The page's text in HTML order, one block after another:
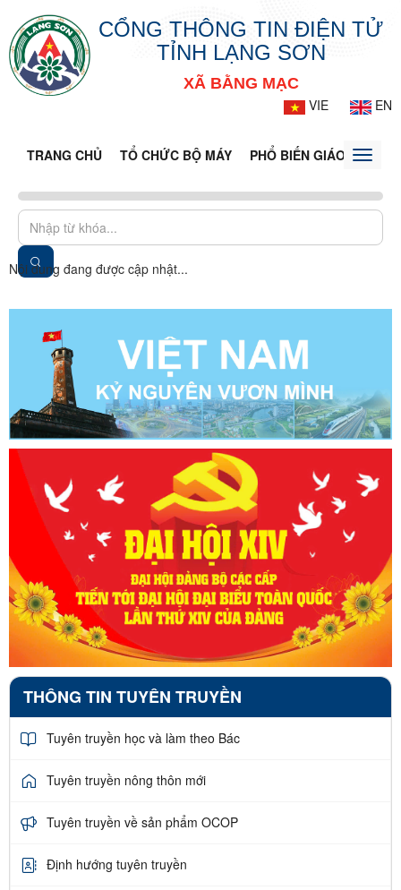
CỔNG THÔNG TIN ĐIỆN TỬ
TỈNH LẠNG SƠN
XÃ BẰNG MẠC
VIE
EN
TRANG CHỦ TỔ CHỨC BỘ MÁY PHỔ BIẾN GIÁO DỤCToggle
Nội dung đang được cập nhật...
THÔNG TIN TUYÊN TRUYỀN
Tuyên truyền học và làm theo Bác
Tuyên truyền nông thôn mới
Tuyên truyền về sản phẩm OCOP
Định hướng tuyên truyền